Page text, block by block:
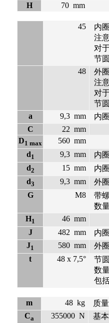
H
70 mm
45
内
注
对
节
48
外
注
对
节
a
9,3 mm
内
C
22 mm
D1 max 560 mm
d1 9,3 mm
内
d2 15 mm
内
d3 9,3 mm
外
G
M8
带
数
H1 46 mm
J
482 mm
内
J1 580 mm
外
t
48 x 7,5°
节
数
包
m 48 kg
质量
Ca 355000 N
基